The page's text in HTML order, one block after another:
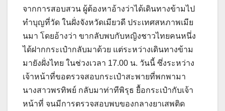
จากการสอบสวน ผู้ต้องหาอ้างว่าได้เดินทางข้ามไป
ทำบุญที่วัด ในฝั่งจังหวัดเมียวดี ประเทศสหภาพเมีย
นมา โดยอ้างว่า ขากลับพบกับหญิงชาวไทยคนหนึ่ง
ได้ฝากกระเป๋ากลับมาด้วย แต่ระหว่างเดินทางข้าม
มายังฝั่งไทย ในช่วงเวลา 17.00 น. วันนี้ ซึ่งระหว่าง
เจ้าหน้าที่ขอตรวจสอบกระเป๋าสะพายที่พกพามา
นางสาวพรทิพย์ กลับมาท่าทีพิรุธ ยื้อกระเป๋ากับเจ้า
หน้าที่ จนมีการตรวจสอบพบของกลางยาเสพติด